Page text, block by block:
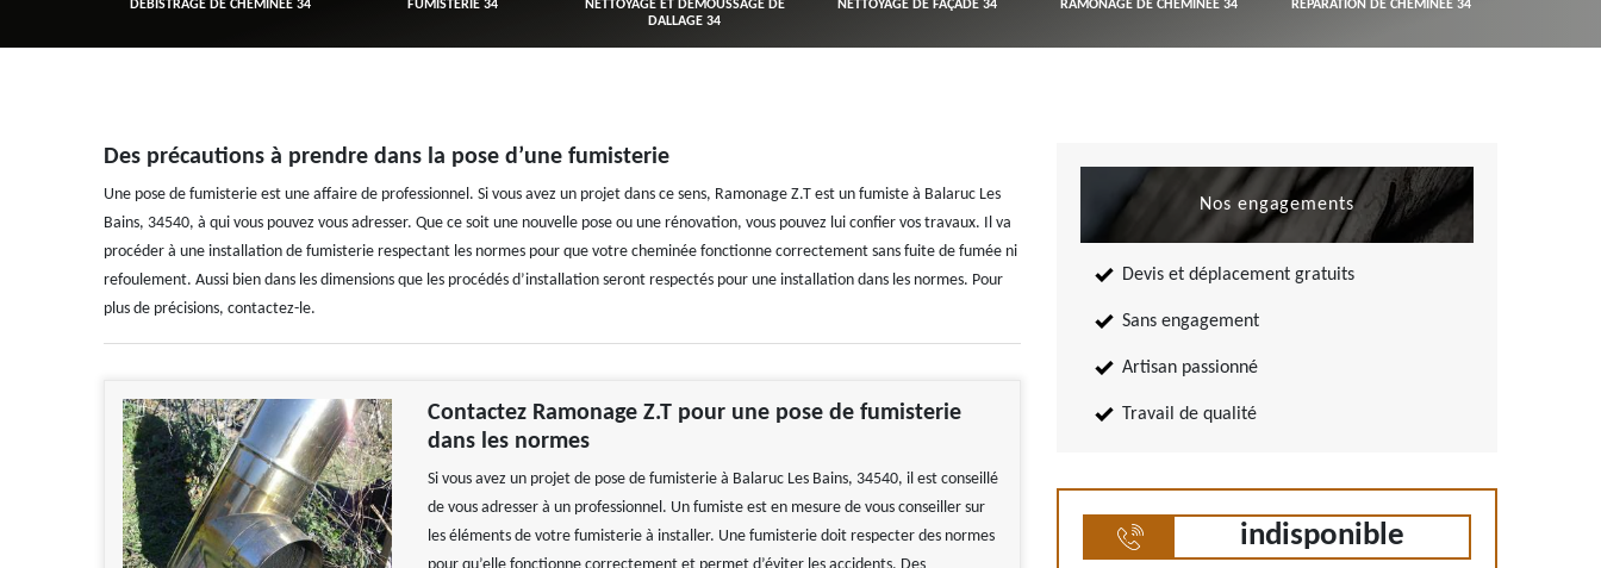
DÉBISTRAGE DE CHEMINÉE 34 FUMISTERIE 34
NETTOYAGE ET DÉMOUSSAGE DE
DALLAGE 34
NETTOYAGE DE FAÇADE 34 RAMONAGE DE CHEMINÉE 34 RÉPARATION DE CHEMINÉE 34
Des précautions à prendre dans la pose d’une fumisterie
Une pose de fumisterie est une affaire de professionnel. Si vous avez un projet dans ce sens, Ramonage Z.T est un fumiste à Balaruc Les
Bains, 34540, à qui vous pouvez vous adresser. Que ce soit une nouvelle pose ou une rénovation, vous pouvez lui confier vos travaux. Il va
procéder à une installation de fumisterie respectant les normes pour que votre cheminée fonctionne correctement sans fuite de fumée ni
refoulement. Aussi bien dans les dimensions que les procédés d’installation seront respectés pour une installation dans les normes. Pour
plus de précisions, contactez-le.
Contactez Ramonage Z.T pour une pose de fumisterie
dans les normes
Si vous avez un projet de pose de fumisterie à Balaruc Les Bains, 34540, il est conseillé
de vous adresser à un professionnel. Un fumiste est en mesure de vous conseiller sur
les éléments de votre fumisterie à installer. Une fumisterie doit respecter des normes
Nos engagements
Devis et déplacement gratuits
Sans engagement
Artisan passionné
Travail de qualité
indisponible